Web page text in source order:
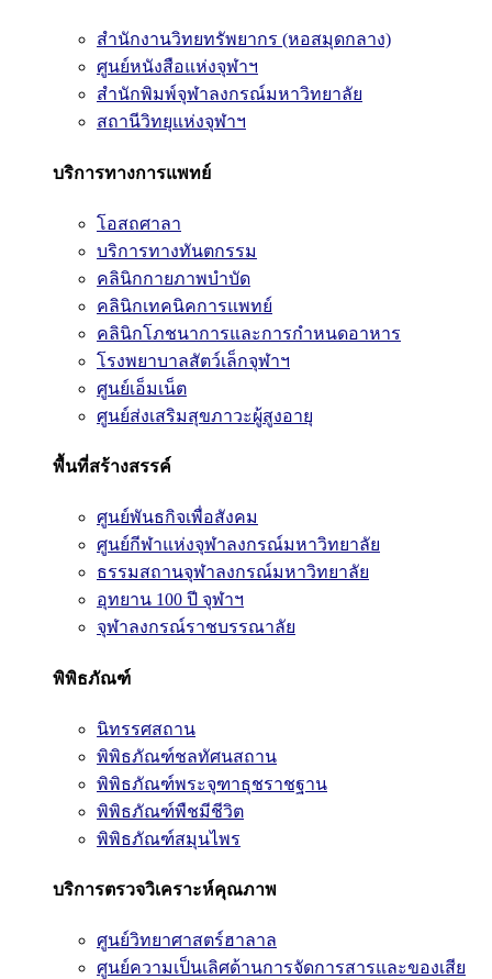
สำนักงานวิทยทรัพยากร (หอสมุดกลาง)
ศูนย์หนังสือแห่งจุฬาฯ
สำนักพิมพ์จุฬาลงกรณ์มหาวิทยาลัย
สถานีวิทยุแห่งจุฬาฯ
บริการทางการแพทย์
โอสถศาลา
บริการทางทันตกรรม
คลินิกกายภาพบำบัด
คลินิกเทคนิคการแพทย์
คลินิกโภชนาการและการกำหนดอาหาร
โรงพยาบาลสัตว์เล็กจุฬาฯ
ศูนย์เอ็มเน็ต
ศูนย์ส่งเสริมสุขภาวะผู้สูงอายุ
พื้นที่สร้างสรรค์
ศูนย์พันธกิจเพื่อสังคม
ศูนย์กีฬาแห่งจุฬาลงกรณ์มหาวิทยาลัย
ธรรมสถานจุฬาลงกรณ์มหาวิทยาลัย
อุทยาน 100 ปี จุฬาฯ
จุฬาลงกรณ์ราชบรรณาลัย
พิพิธภัณฑ์
นิทรรศสถาน
พิพิธภัณฑ์ชลทัศนสถาน
พิพิธภัณฑ์พระจุฑาธุชราชฐาน
พิพิธภัณฑ์พืชมีชีวิต
พิพิธภัณฑ์สมุนไพร
บริการตรวจวิเคราะห์คุณภาพ
ศูนย์วิทยาศาสตร์ฮาลาล
ศูนย์ความเป็นเลิศด้านการจัดการสารและของเสีย